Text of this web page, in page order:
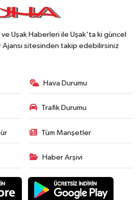
ve Uşak Haberleri ile Uşak'ta ki güncel
Ajansı sitesinden takip edebilirsiniz
Hava Durumu
Trafik Durumu
Tüm Manşetler
Haber Arşivi